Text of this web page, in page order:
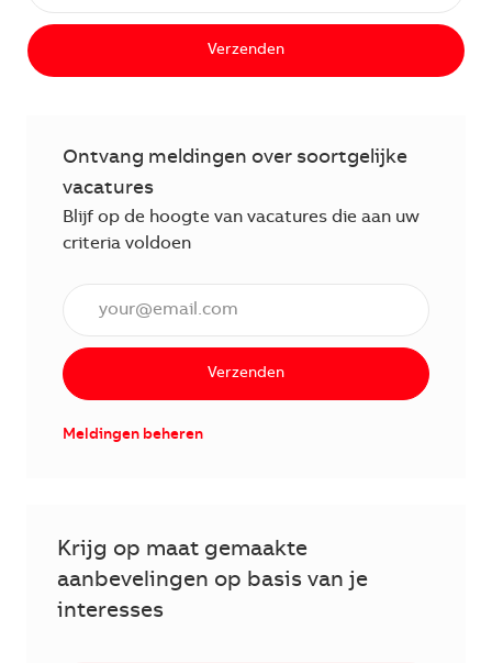
Verzenden
Ontvang meldingen over soortgelijke
vacatures
Blijf op de hoogte van vacatures die aan uw
criteria voldoen
Verzenden
Meldingen beheren
Krijg op maat gemaakte
aanbevelingen op basis van je
interesses